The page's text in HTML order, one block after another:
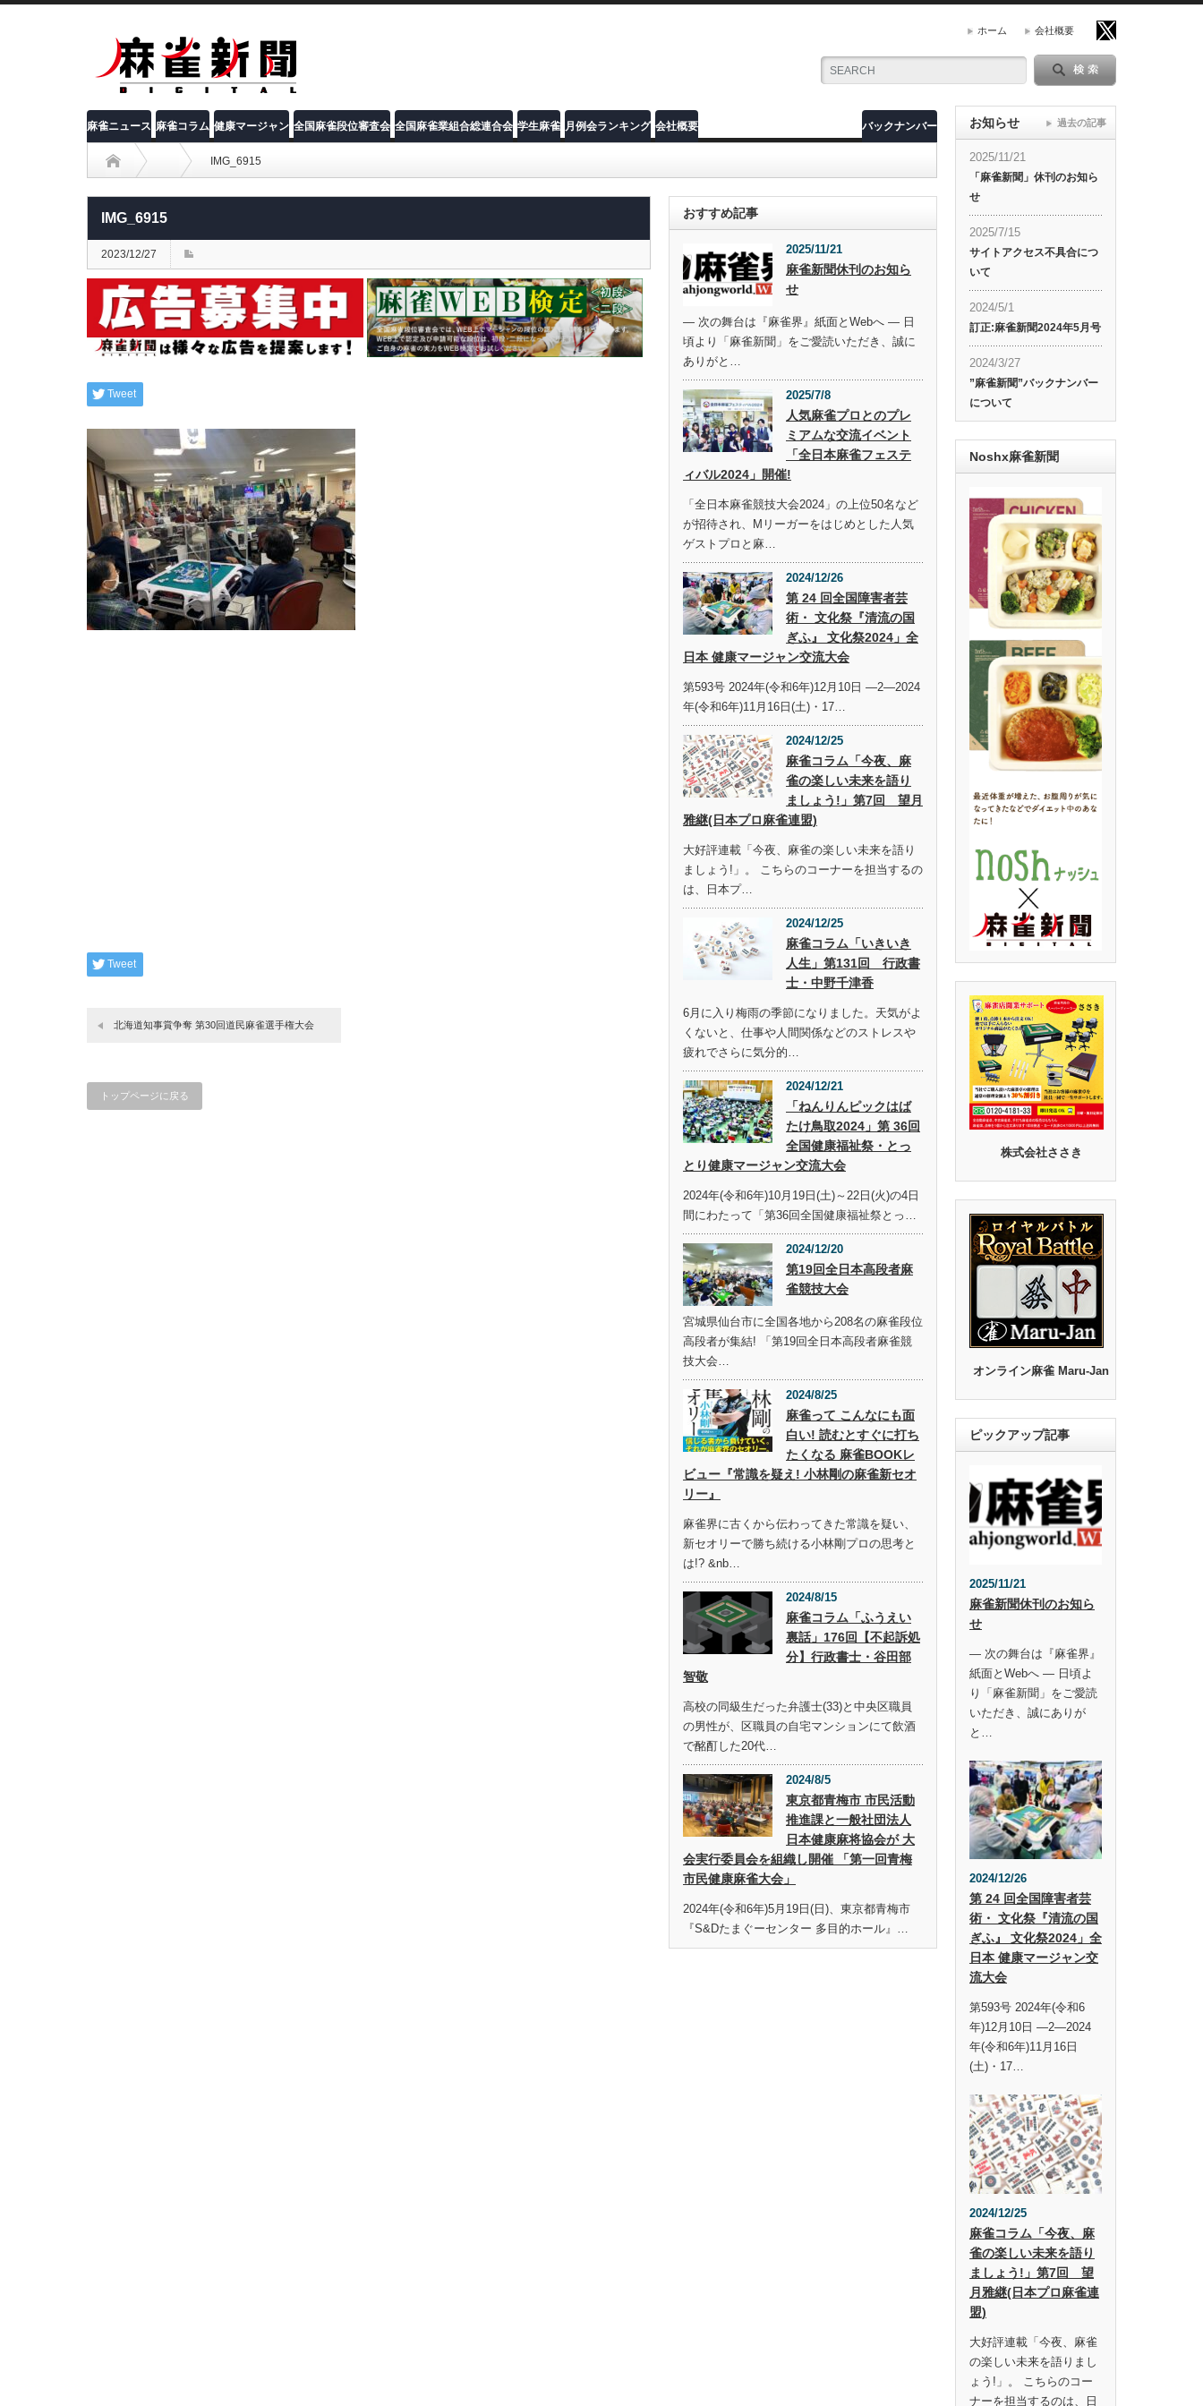
ホーム 会社概要
麻雀ニュース 麻雀コラム 健康マージャン 全国麻雀段位審査会 全国麻雀業組合総連合会 学生麻雀 月例会ランキング 会社概要 バックナンバー
IMG_6915
IMG_6915
2023/12/27
Tweet
Tweet
北海道知事賞争奪 第30回道民麻雀選手権大会
トップページに戻る
おすすめ記事
2025/11/21
麻雀新聞休刊のお知ら
せ
― 次の舞台は『麻雀界』紙面とWebへ ― 日
頃より「麻雀新聞」をご愛読いただき、誠に
ありがと…
2025/7/8
人気麻雀プロとのプレ
ミアムな交流イベント
「全日本麻雀フェステ
ィバル2024」開催!
「全日本麻雀競技大会2024」の上位50名など
が招待され、Mリーガーをはじめとした人気
ゲストプロと麻…
2024/12/26
第 24 回全国障害者芸
術・ 文化祭『清流の国
ぎふ』 文化祭2024」全
日本 健康マージャン交流大会
第593号 2024年(令和6年)12月10日 —2—2024
年(令和6年)11月16日(土)・17…
2024/12/25
麻雀コラム「今夜、麻
雀の楽しい未来を語り
ましょう!」第7回 望月
雅継(日本プロ麻雀連盟)
大好評連載「今夜、麻雀の楽しい未来を語り
ましょう!」。 こちらのコーナーを担当するの
は、日本プ…
2024/12/25
麻雀コラム「いきいき
人生」第131回 行政書
士・中野千津香
6月に入り梅雨の季節になりました。天気がよ
くないと、仕事や人間関係などのストレスや
疲れでさらに気分的…
2024/12/21
「ねんりんピックはば
たけ鳥取2024」第 36回
全国健康福祉祭・とっ
とり健康マージャン交流大会
2024年(令和6年)10月19日(土)～22日(火)の4日
間にわたって「第36回全国健康福祉祭とっ…
2024/12/20
第19回全日本高段者麻
雀競技大会
宮城県仙台市に全国各地から208名の麻雀段位
高段者が集結! 「第19回全日本高段者麻雀競
技大会…
2024/8/25
麻雀って こんなにも面
白い! 読むとすぐに打ち
たくなる 麻雀BOOKレ
ビュー『常識を疑え! 小林剛の麻雀新セオ
リー』
麻雀界に古くから伝わってきた常識を疑い、
新セオリーで勝ち続ける小林剛プロの思考と
は!? &nb…
2024/8/15
麻雀コラム「ふうえい
裏話」176回【不起訴処
分】行政書士・谷田部
智敬
高校の同級生だった弁護士(33)と中央区職員
の男性が、区職員の自宅マンションにて飲酒
で酩酊した20代…
2024/8/5
東京都青梅市 市民活動
推進課と一般社団法人
日本健康麻将協会が 大
会実行委員会を組織し開催 「第一回青梅
市民健康麻雀大会」
2024年(令和6年)5月19日(日)、東京都青梅市
『S&Dたまぐーセンター 多目的ホール』…
お知らせ
2025/11/21
「麻雀新聞」休刊のお知ら
せ
2025/7/15
サイトアクセス不具合につ
いて
2024/5/1
訂正:麻雀新聞2024年5月号
2024/3/27
”麻雀新聞”バックナンバー
について
過去の記事
Noshx麻雀新聞
株式会社ささき
オンライン麻雀 Maru-Jan
ピックアップ記事
2025/11/21
麻雀新聞休刊のお知ら
せ
― 次の舞台は『麻雀界』
紙面とWebへ ― 日頃よ
り「麻雀新聞」をご愛読
いただき、誠にありが
と…
2024/12/26
第 24 回全国障害者芸
術・ 文化祭『清流の国
ぎふ』 文化祭2024」全
日本 健康マージャン交
流大会
第593号 2024年(令和6
年)12月10日 —2—2024
年(令和6年)11月16日
(土)・17…
2024/12/25
麻雀コラム「今夜、麻
雀の楽しい未来を語り
ましょう!」第7回 望
月雅継(日本プロ麻雀連
盟)
大好評連載「今夜、麻雀
の楽しい未来を語りまし
ょう!」。 こちらのコー
ナーを担当するのは、日